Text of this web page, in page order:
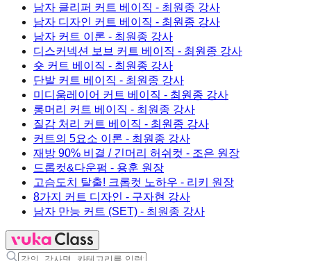
남자 클리퍼 커트 베이직 - 최원종 강사
남자 디자인 커트 베이직 - 최원종 강사
남자 커트 이론 - 최원종 강사
디스커넥션 보브 커트 베이직 - 최원종 강사
숏 커트 베이직 - 최원종 강사
단발 커트 베이직 - 최원종 강사
미디움레이어 커트 베이직 - 최원종 강사
롱머리 커트 베이직 - 최원종 강사
질감 처리 커트 베이직 - 최원종 강사
커트의 5요소 이론 - 최원종 강사
재방 90% 비결 / 긴머리 허쉬컷 - 조은 원장
드롭컷&다운펌 - 용훈 원장
고슴도치 탈출! 크롭컷 노하우 - 리키 원장
8가지 커트 디자인 - 구자현 강사
남자 만능 커트 (SET) - 최원종 강사